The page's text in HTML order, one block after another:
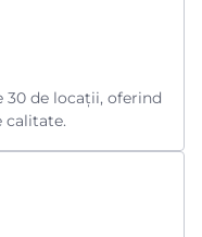
30 de locații, oferind
calitate.